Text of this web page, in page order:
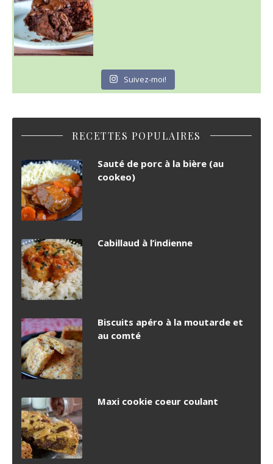
Suivez-moi!
RECETTES POPULAIRES
Sauté de porc à la bière (au
cookeo)
Cabillaud à l’indienne
Biscuits apéro à la moutarde et
au comté
Maxi cookie coeur coulant